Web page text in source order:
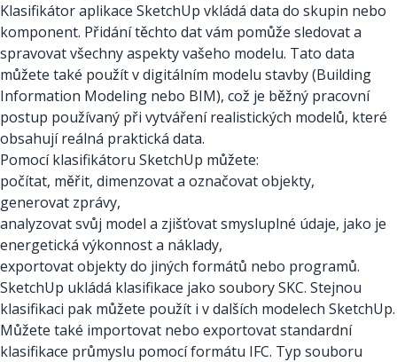
Klasifikátor aplikace SketchUp vkládá data do skupin nebo
komponent. Přidání těchto dat vám pomůže sledovat a
spravovat všechny aspekty vašeho modelu. Tato data
můžete také použít v digitálním modelu stavby (Building
Information Modeling nebo BIM), což je běžný pracovní
postup používaný při vytváření realistických modelů, které
obsahují reálná praktická data.
Pomocí klasifikátoru SketchUp můžete:
počítat, měřit, dimenzovat a označovat objekty,
generovat zprávy,
analyzovat svůj model a zjišťovat smysluplné údaje, jako je
energetická výkonnost a náklady,
exportovat objekty do jiných formátů nebo programů.
SketchUp ukládá klasifikace jako soubory SKC. Stejnou
klasifikaci pak můžete použít i v dalších modelech SketchUp.
Můžete také importovat nebo exportovat standardní
klasifikace průmyslu pomocí formátu IFC. Typ souboru